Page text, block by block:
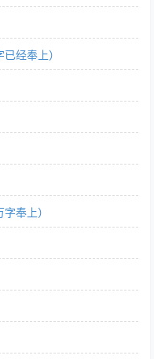
经奉上）
奉上）